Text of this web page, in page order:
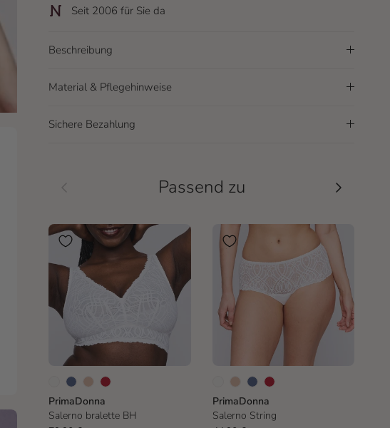
Seit 2006 für Sie da
Beschreibung
Material & Pflegehinweise
Sichere Bezahlung
Passend zu Nächste
PrimaDonna
Salerno bralette BH
PrimaDonna
Salerno String